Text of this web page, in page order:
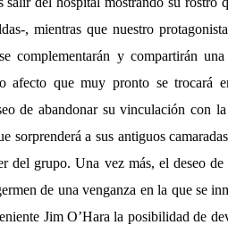
, mientras que nuestro
complementarán y compartirán
afecto que muy pronto se trocará
de abandonar su vinculación con
sorprenderá a sus antiguos
del grupo. Una vez más, el deseo
de una venganza en la que se
Jim O’Hara la posibilidad de